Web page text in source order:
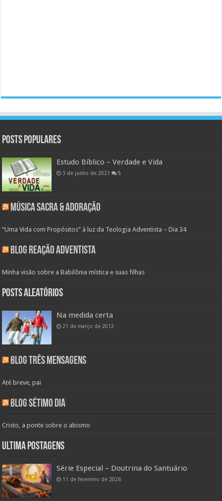
Posts populares
Estudo Bíblico – Verdade e Vida
3 de junho de 2021 5
Música Sacra & Adoração
“Uma Vida com Propósitos” à luz da Teologia Adventista – Dia 34
Blog Reação Adventista
Minha visão sobre a Babilônia mística e suas filhas
Posts aleatórios
Na medida certa
21 de março de 2012
Blog Três Mensagens
Até breve, pai
Blog Sétimo Dia
Cristo, a ponte sobre o abismo
Ultima Postagens
Série Especial – Doutrina do Santuário
11 de fevereiro de 2026